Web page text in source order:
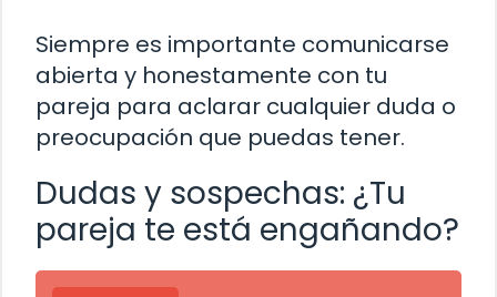
Siempre es importante comunicarse
abierta y honestamente con tu
pareja para aclarar cualquier duda o
preocupación que puedas tener.
Dudas y sospechas: ¿Tu
pareja te está engañando?